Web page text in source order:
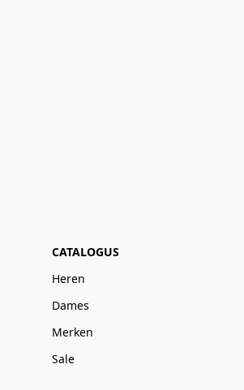
CATALOGUS
Heren
Dames
Merken
Sale